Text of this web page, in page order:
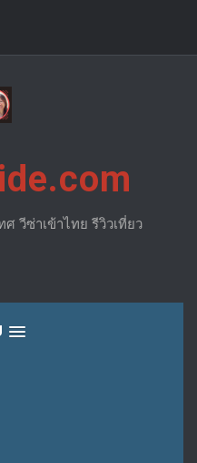
วีซ่าเข้าไทย รีวิวเที่ยว